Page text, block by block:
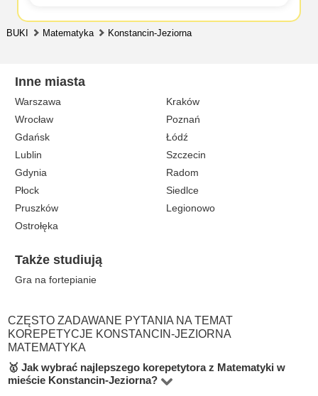
BUKI Matematyka Konstancin-Jeziorna
Inne miasta
Warszawa
Kraków
Wrocław
Poznań
Gdańsk
Łódź
Lublin
Szczecin
Gdynia
Radom
Płock
Siedlce
Pruszków
Legionowo
Ostrołęka
Także studiują
Gra na fortepianie
CZĘSTO ZADAWANE PYTANIA NA TEMAT
KOREPETYCJE KONSTANCIN-JEZIORNA
MATEMATYKA
🥇 Jak wybrać najlepszego korepetytora z Matematyki w
mieście Konstancin-Jeziorna?